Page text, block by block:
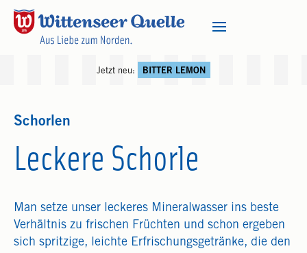
Jetzt neu: BITTER LEMON
Schorlen
Leckere Schorle
Man setze unser leckeres Mineralwasser ins beste
Verhältnis zu frischen Früchten und schon ergeben
sich spritzige, leichte Erfrischungsgetränke, die den